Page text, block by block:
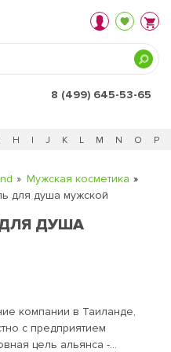
8 (499) 645-53-65
H I J K L M N O P
Мужская косметика
для душа мужской
ДЛЯ ДУША
компании в Таиланде,
с предприятием
цель альянса -